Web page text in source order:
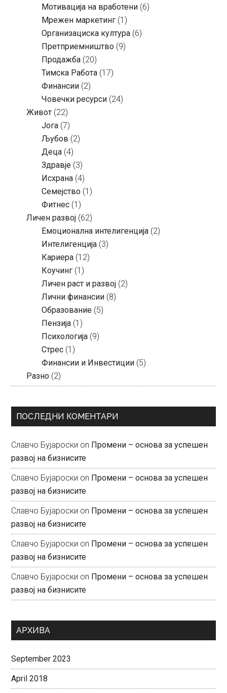
Мотивација на вработени (6)
Мрежен маркетинг (1)
Организациска култура (6)
Претприемништво (9)
Продажба (20)
Тимска Работа (17)
Финансии (2)
Човечки ресурси (24)
Живот (22)
Јога (7)
Љубов (2)
Деца (4)
Здравје (3)
Исхрана (4)
Семејство (1)
Фитнес (1)
Личен развој (62)
Емоционална интелигенција (2)
Интелигенција (3)
Кариера (12)
Коучинг (1)
Личен раст и развој (2)
Лични финансии (8)
Образование (5)
Пензија (1)
Психологија (9)
Стрес (1)
Финансии и Инвестиции (5)
Разно (2)
ПОСЛЕДНИ КОМЕНТАРИ
Славчо Бујароски on Промени – основа за успешен
развој на бизнисите
Славчо Бујароски on Промени – основа за успешен
развој на бизнисите
Славчо Бујароски on Промени – основа за успешен
развој на бизнисите
Славчо Бујароски on Промени – основа за успешен
развој на бизнисите
Славчо Бујароски on Промени – основа за успешен
развој на бизнисите
АРХИВА
September 2023
April 2018